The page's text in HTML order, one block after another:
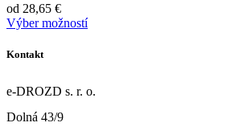
od 28,65 €
Výber možností
Kontakt
e-DROZD s. r. o.
Dolná 43/9